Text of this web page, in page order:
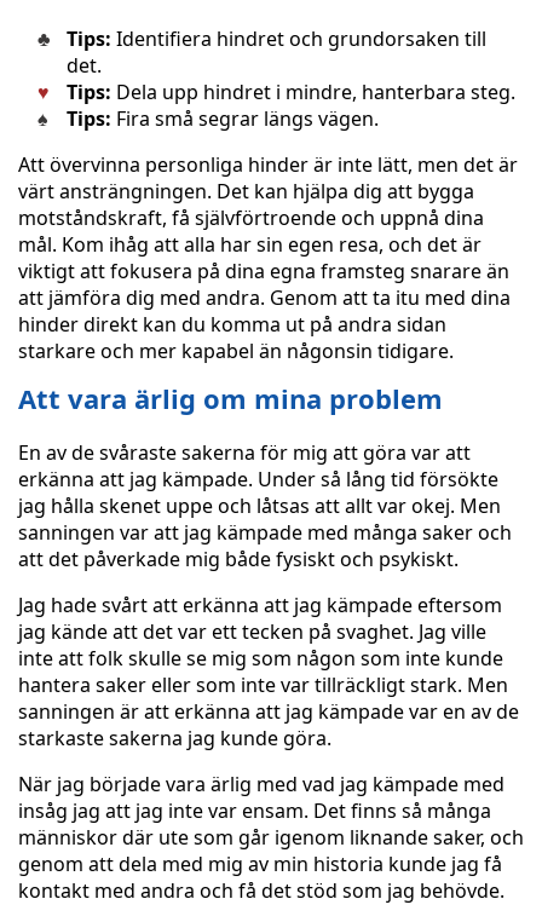
Tips: Identifiera hindret och grundorsaken till
det.
Tips: Dela upp hindret i mindre, hanterbara steg.
Tips: Fira små segrar längs vägen.
Att övervinna personliga hinder är inte lätt, men det är
värt ansträngningen. Det kan hjälpa dig att bygga
motståndskraft, få självförtroende och uppnå dina
mål. Kom ihåg att alla har sin egen resa, och det är
viktigt att fokusera på dina egna framsteg snarare än
att jämföra dig med andra. Genom att ta itu med dina
hinder direkt kan du komma ut på andra sidan
starkare och mer kapabel än någonsin tidigare.
Att vara ärlig om mina problem
En av de svåraste sakerna för mig att göra var att
erkänna att jag kämpade. Under så lång tid försökte
jag hålla skenet uppe och låtsas att allt var okej. Men
sanningen var att jag kämpade med många saker och
att det påverkade mig både fysiskt och psykiskt.
Jag hade svårt att erkänna att jag kämpade eftersom
jag kände att det var ett tecken på svaghet. Jag ville
inte att folk skulle se mig som någon som inte kunde
hantera saker eller som inte var tillräckligt stark. Men
sanningen är att erkänna att jag kämpade var en av de
starkaste sakerna jag kunde göra.
När jag började vara ärlig med vad jag kämpade med
insåg jag att jag inte var ensam. Det finns så många
människor där ute som går igenom liknande saker, och
genom att dela med mig av min historia kunde jag få
kontakt med andra och få det stöd som jag behövde.